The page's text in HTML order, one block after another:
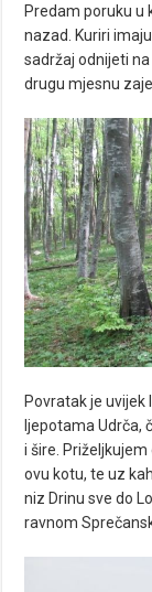
Predam poruku u
nazad. Kuriri
sadržaj odnijeti na
drugu mjesnu
Povratak je
ljepotama Udrča,
i šire.
ovu kotu, te uz
niz Drinu sve do
ravnom